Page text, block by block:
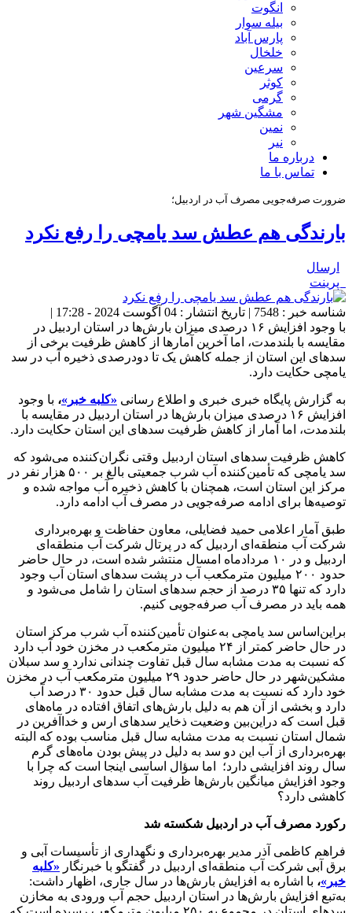
انگوت
بیله سوار
پارس آباد
خلخال
سرعین
کوثر
گرمی
مشگین شهر
نمین
نیر
درباره ما
تماس با ما
ضرورت صرفه‌جویی مصرف آب در اردبیل؛
بارندگی هم عطش سد یامچی را رفع نکرد
ارسال
پرینت
شناسه خبر : 7548 | تاریخ انتشار : 04 آگوست 2024 - 17:28 |
با وجود افزایش ۱۶ درصدی میزان بارش‌ها در استان اردبیل در
مقایسه با بلندمدت، اما آخرین آمارها از کاهش ظرفیت برخی از
سدهای این استان از جمله کاهش یک تا دودرصدی ذخیره آب در سد
یامچی حکایت دارد.
به گزارش پایگاه خبری خبری و اطلاع رسانی «کلبه خبر»، با وجود
افزایش ۱۶ درصدی میزان بارش‌ها در استان اردبیل در مقایسه با
بلندمدت، اما آمار از کاهش ظرفیت سدهای این استان حکایت دارد.
کاهش ظرفیت سدهای استان اردبیل وقتی نگران‌کننده می‌شود که
سد یامچی که تأمین‌کننده آب شرب جمعیتی بالغ بر ۵۰۰ هزار نفر در
مرکز این استان است، همچنان با کاهش ذخیره آب مواجه شده و
توصیه‌ها برای ادامه صرفه‌جویی در مصرف آب ادامه دارد.
طبق آمار اعلامی حمید فضایلی، معاون حفاظت و بهره‌برداری
شرکت آب منطقه‌ای اردبیل که در پرتال شرکت آب منطقه‌ای
اردبیل و در ۱۰ مردادماه امسال منتشر شده است، در حال حاضر
حدود ۲۰۰ میلیون مترمکعب آب در پشت سدهای استان آب وجود
دارد که تنها ۳۵ درصد از حجم سدهای استان را شامل می‌شود و
همه باید در مصرف آب صرفه‌جویی کنیم.
براین‌اساس سد یامچی به‌عنوان تأمین‌کننده آب شرب مرکز استان
در حال حاضر کمتر از ۲۴ میلیون مترمکعب در مخزن خود آب دارد
که نسبت به مدت مشابه سال قبل تفاوت چندانی ندارد و سد سبلان
مشکین‌شهر در حال حاضر حدود ۲۹ میلیون مترمکعب آب در مخزن
خود دارد که نسبت به مدت مشابه سال قبل حدود ۳۰ درصد آب
دارد و بخشی از آن هم به دلیل بارش‌های اتفاق افتاده در ماه‌های
قبل است که دراین‌بین وضعیت ذخایر سدهای ارس و خداآفرین در
شمال استان نسبت به مدت مشابه سال قبل مناسب بوده که البته
بهره‌برداری از آب این دو سد به دلیل در پیش بودن ماه‌های گرم
سال روند افزایشی دارد؛ اما سؤال اساسی اینجا است که چرا با
وجود افزایش میانگین بارش‌ها ظرفیت آب سدهای اردبیل روند
کاهشی دارد؟
رکورد مصرف آب در اردبیل شکسته شد
فراهم کاظمی آذر مدیر بهره‌برداری و نگهداری از تأسیسات آبی و
برق آبی شرکت آب منطقه‌ای اردبیل در گفتگو با خبرنگار «کلبه
خبر»، با اشاره به افزایش بارش‌ها در سال جاری، اظهار داشت:
به‌تبع افزایش بارش‌ها در استان اردبیل حجم آب ورودی به مخازن